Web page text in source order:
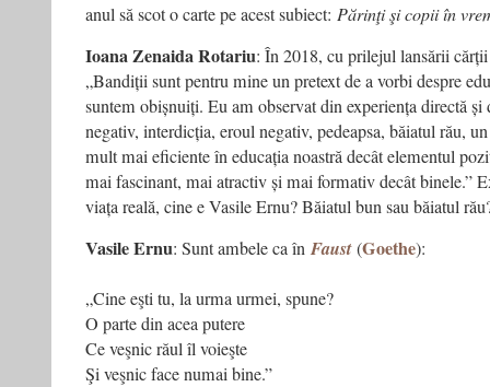
anul să scot o carte pe acest subiect: Părinţi şi copii în
Ioana Zenaida Rotariu: În 2018, cu prilejul lansării
„Bandiții sunt pentru mine un pretext de a vorbi despre
suntem obișnuiți. Eu am observat din experiența directă
negativ, interdicția, eroul negativ, pedeapsa, băiatul rău,
mult mai eficiente în educația noastră decât elementul
mai fascinant, mai atractiv și mai formativ decât binele.”
viața reală, cine e Vasile Ernu? Băiatul bun sau băiatul
Vasile Ernu: Sunt ambele ca în Faust(Goethe):
„Cine eşti tu, la urma urmei, spune?
O parte din acea putere
Ce veşnic răul îl voieşte
Şi veşnic face numai bine.”